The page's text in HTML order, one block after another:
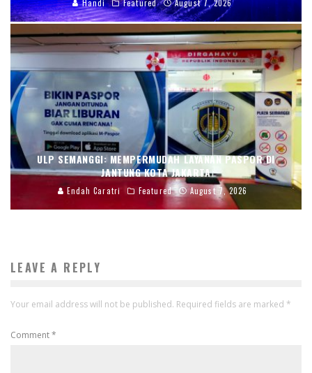
Handi Featured August 7, 2026
ULP SEMANGGI: MEMPERMUDAH LAYANAN PASPOR DI
JANTUNG KOTA JAKARTA
Endah Caratri Featured August 7, 2026
LEAVE A REPLY
Your email address will not be published. Required fields are marked *
Comment*